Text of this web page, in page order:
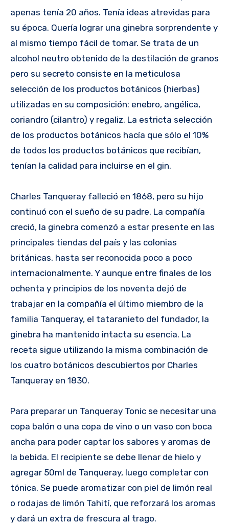
apenas tenía 20 años. Tenía ideas atrevidas para
su época. Quería lograr una ginebra sorprendente y
al mismo tiempo fácil de tomar. Se trata de un
alcohol neutro obtenido de la destilación de granos
pero su secreto consiste en la meticulosa
selección de los productos botánicos (hierbas)
utilizadas en su composición: enebro, angélica,
coriandro (cilantro) y regaliz. La estricta selección
de los productos botánicos hacía que sólo el 10%
de todos los productos botánicos que recibían,
tenían la calidad para incluirse en el gin.
Charles Tanqueray falleció en 1868, pero su hijo
continuó con el sueño de su padre. La compañía
creció, la ginebra comenzó a estar presente en las
principales tiendas del país y las colonias
británicas, hasta ser reconocida poco a poco
internacionalmente. Y aunque entre finales de los
ochenta y principios de los noventa dejó de
trabajar en la compañía el último miembro de la
familia Tanqueray, el tataranieto del fundador, la
ginebra ha mantenido intacta su esencia. La
receta sigue utilizando la misma combinación de
los cuatro botánicos descubiertos por Charles
Tanqueray en 1830.
Para preparar un Tanqueray Tonic se necesitar una
copa balón o una copa de vino o un vaso con boca
ancha para poder captar los sabores y aromas de
la bebida. El recipiente se debe llenar de hielo y
agregar 50ml de Tanqueray, luego completar con
tónica. Se puede aromatizar con piel de limón real
o rodajas de limón Tahití, que reforzará los aromas
y dará un extra de frescura al trago.